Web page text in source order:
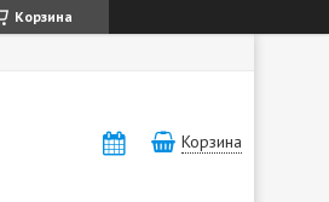
Корзина
Корзина